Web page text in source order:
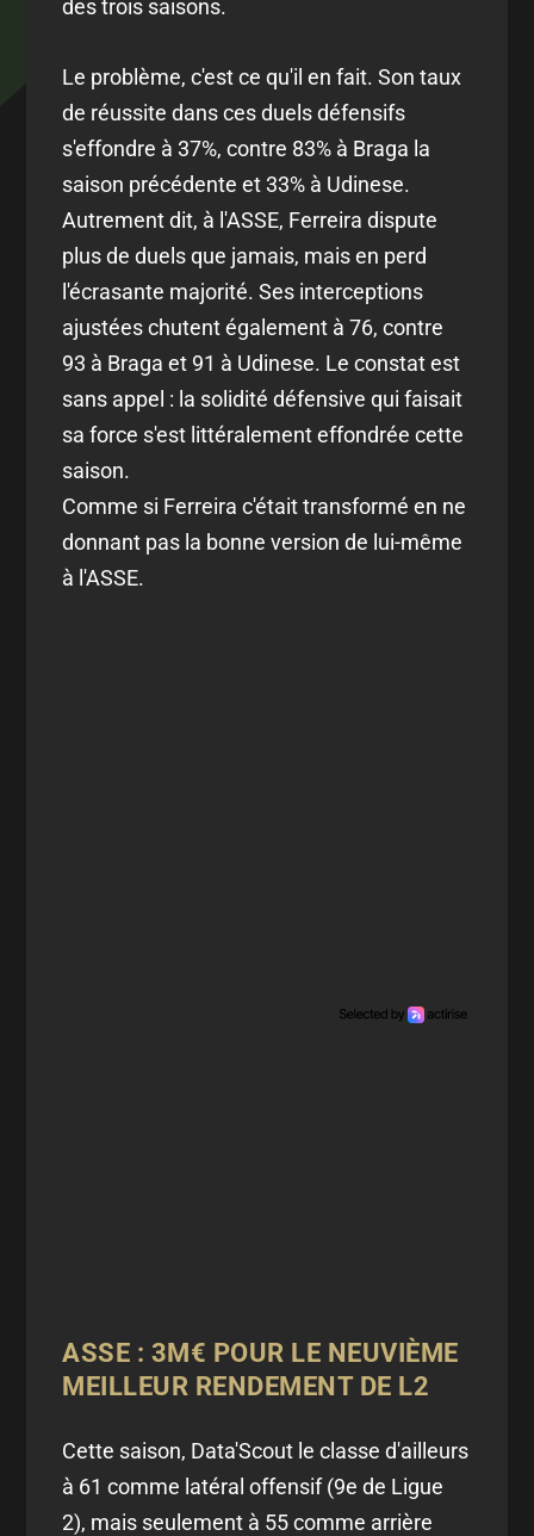
des trois saisons.
Le problème, c'est ce qu'il en fait. Son taux
de réussite dans ces duels défensifs
s'effondre à 37%, contre 83% à Braga la
saison précédente et 33% à Udinese.
Autrement dit, à l'ASSE, Ferreira dispute
plus de duels que jamais, mais en perd
l'écrasante majorité. Ses interceptions
ajustées chutent également à 76, contre
93 à Braga et 91 à Udinese. Le constat est
sans appel : la solidité défensive qui faisait
sa force s'est littéralement effondrée cette
saison.
Comme si Ferreira c'était transformé en ne
donnant pas la bonne version de lui-même
à l'ASSE.
ASSE : 3M€ POUR LE NEUVIÈME
MEILLEUR RENDEMENT DE L2
Cette saison, Data'Scout le classe d'ailleurs
à 61 comme latéral offensif (9e de Ligue
2), mais seulement à 55 comme arrière